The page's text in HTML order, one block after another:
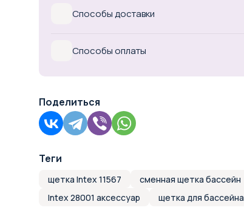
Способы доставки
Способы оплаты
Поделиться
Теги
щетка Intex 11567 сменная щетка бассейн
Intex 28001 аксессуар
щетка для бассейна